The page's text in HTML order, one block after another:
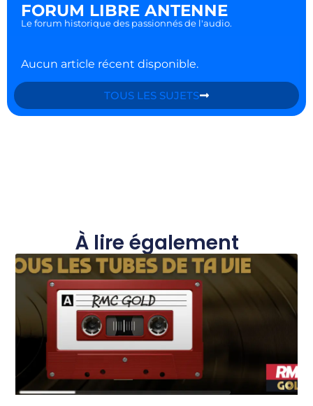
FORUM LIBRE ANTENNE
Le forum historique des passionnés de l'audio.
Aucun article récent disponible.
TOUS LES SUJETS
À lire également